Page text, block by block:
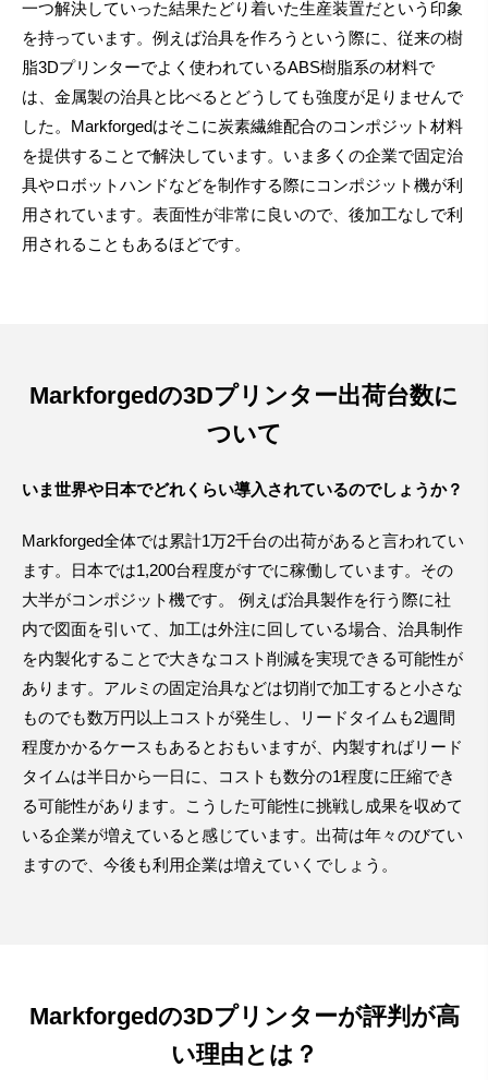
一つ解決していった結果たどり着いた生産装置だという印象
を持っています。例えば治具を作ろうという際に、従来の樹
脂3Dプリンターでよく使われているABS樹脂系の材料で
は、金属製の治具と比べるとどうしても強度が足りませんで
した。Markforgedはそこに炭素繊維配合のコンポジット材料
を提供することで解決しています。いま多くの企業で固定治
具やロボットハンドなどを制作する際にコンポジット機が利
用されています。表面性が非常に良いので、後加工なしで利
用されることもあるほどです。
Markforgedの3Dプリンター出荷台数に
ついて
いま世界や日本でどれくらい導入されているのでしょうか？
Markforged全体では累計1万2千台の出荷があると言われてい
ます。日本では1,200台程度がすでに稼働しています。その
大半がコンポジット機です。 例えば治具製作を行う際に社
内で図面を引いて、加工は外注に回している場合、治具制作
を内製化することで大きなコスト削減を実現できる可能性が
あります。アルミの固定治具などは切削で加工すると小さな
ものでも数万円以上コストが発生し、リードタイムも2週間
程度かかるケースもあるとおもいますが、内製すればリード
タイムは半日から一日に、コストも数分の1程度に圧縮でき
る可能性があります。こうした可能性に挑戦し成果を収めて
いる企業が増えていると感じています。出荷は年々のびてい
ますので、今後も利用企業は増えていくでしょう。
Markforgedの3Dプリンターが評判が高
い理由とは？